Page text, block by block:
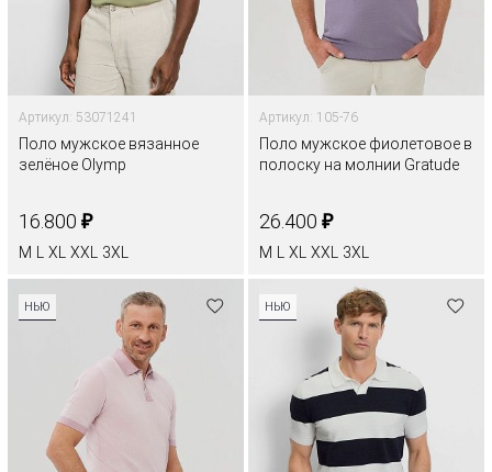
Артикул: 53071241
Поло мужское вязанное
зелёное Olymp
16.800 ₽
M XL XXL 3XL
Артикул: 105-76
Поло мужское фиолетовое в
полоску на молнии Gratude
26.400 ₽
M XL XXL 3XL
НЬЮ НЬЮ